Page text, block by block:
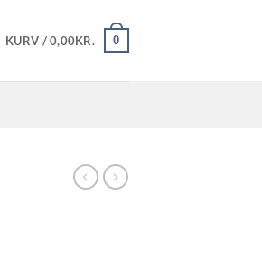
KURV /0,00KR. 0